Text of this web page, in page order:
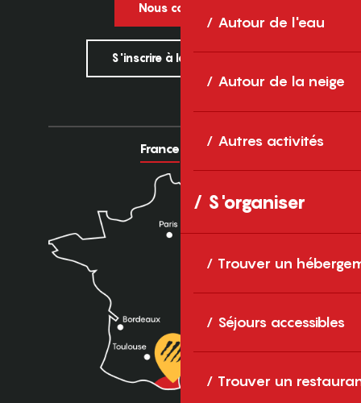
Autour de l'eau
Autour de la neige
Autres activités
S'organiser
Trouver un
Séjours accessibles
Trouver un
Nous contacter
S'inscrire à la newsletter
France Europe